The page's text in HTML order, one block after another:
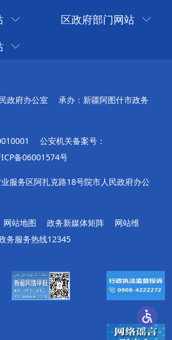
区政府部门网站
政府办公室
承办：新疆阿图什市政务
公安机关备案号：
备06001574号
服务区阿扎克路18号院市人民政府办公
网站地图 政务新媒体矩阵
网站维
务服务热线12345